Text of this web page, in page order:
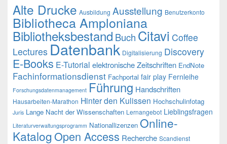
Alte Drucke Ausbildung Ausstellung Benutzerkonto
Bibliotheca Amploniana
Bibliotheksbestand Buch Citavi Coffee
Lectures Datenbank Digitalisierung Discovery
E-Books E-Tutorial elektronische Zeitschriften EndNote
Fachinformationsdienst Fachportal fair play Fernleihe
Forschungsdatenmanagement Führung Handschriften
Hausarbeiten-Marathon Hinter den Kulissen Hochschulinfotag
Juris Lange Nacht der Wissenschaften Lernangebot Lieblingsfragen
Literaturverwaltungsprogramm Nationallizenzen Online-
KatalogOpen Access Recherche Scandienst